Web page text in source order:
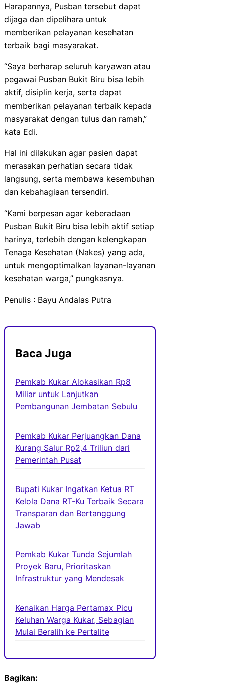
Harapannya, Pusban tersebut dapat
dijaga dan dipelihara untuk
memberikan pelayanan kesehatan
terbaik bagi masyarakat.
“Saya berharap seluruh karyawan atau
pegawai Pusban Bukit Biru bisa lebih
aktif, disiplin kerja, serta dapat
memberikan pelayanan terbaik kepada
masyarakat dengan tulus dan ramah,”
kata Edi.
Hal ini dilakukan agar pasien dapat
merasakan perhatian secara tidak
langsung, serta membawa kesembuhan
dan kebahagiaan tersendiri.
“Kami berpesan agar keberadaan
Pusban Bukit Biru bisa lebih aktif setiap
harinya, terlebih dengan kelengkapan
Tenaga Kesehatan (Nakes) yang ada,
untuk mengoptimalkan layanan-layanan
kesehatan warga,” pungkasnya.
Penulis : Bayu Andalas Putra
Baca Juga
Pemkab Kukar Alokasikan Rp8
Miliar untuk Lanjutkan
Pembangunan Jembatan Sebulu
Pemkab Kukar Perjuangkan Dana
Kurang Salur Rp2,4 Triliun dari
Pemerintah Pusat
Bupati Kukar Ingatkan Ketua RT
Kelola Dana RT-Ku Terbaik Secara
Transparan dan Bertanggung
Jawab
Pemkab Kukar Tunda Sejumlah
Proyek Baru, Prioritaskan
Infrastruktur yang Mendesak
Kenaikan Harga Pertamax Picu
Keluhan Warga Kukar, Sebagian
Mulai Beralih ke Pertalite
Bagikan: